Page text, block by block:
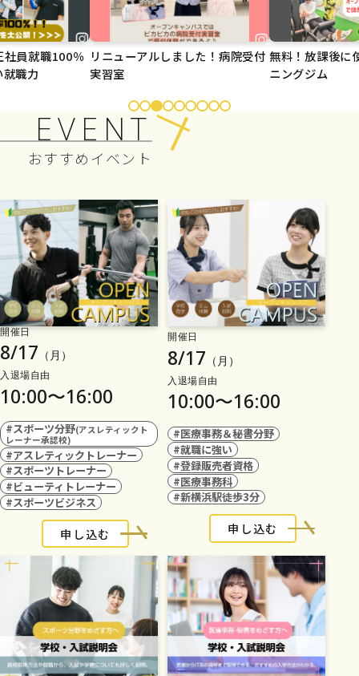
員就職100％
職力
リニューアルしました！病院受付
実習室
無料！放課後に
ニングジム
EVENT
おすすめイベント
開催日
8/17 （月）
入退場自由
10:00〜16:00
#スポーツ分野(アスレティックト
レーナー承認校)
#アスレティックトレーナー
#スポーツトレーナー
#ビューティトレーナー
#スポーツビジネス
申し込む
開催日
8/17 （月）
入退場自由
10:00〜16:00
#医療事務＆秘書分野
#就職に強い
#登録販売者資格
#医療事務科
#新横浜駅徒歩3分
申し込む